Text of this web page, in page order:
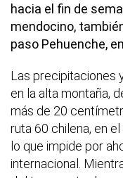
hacia el fin de
mendocino,
paso Pehuenche,
Las precipitaciones
en la alta montaña,
más de 20
ruta 60 chilena, en
lo que impide por
internacional.